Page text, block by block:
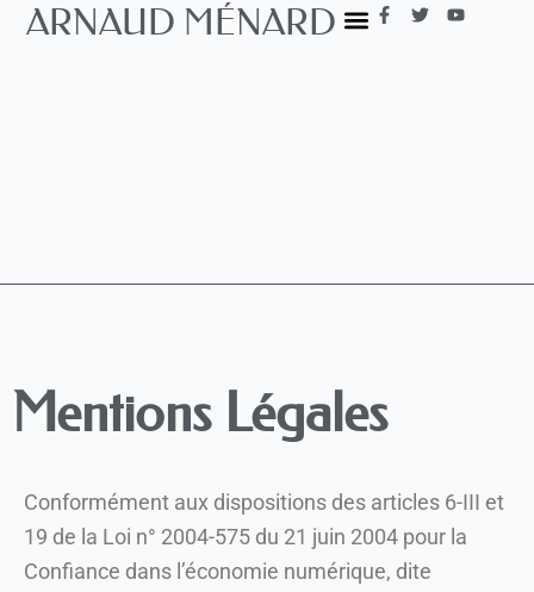
AllerARNAUD MÉNARD F
a
T
w
Y
o
Mentions Légales
Conformément aux dispositions des articles 6-III et
19 de la Loi n° 2004-575 du 21 juin 2004 pour la
Confiance dans l’économie numérique, dite